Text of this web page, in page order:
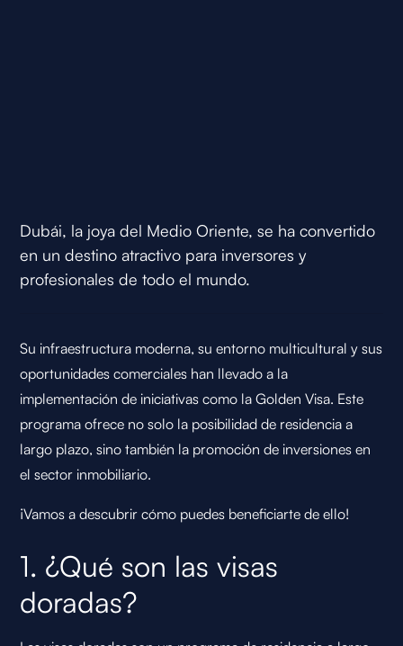
Dubái, la joya del Medio Oriente, se ha convertido
en un destino atractivo para inversores y
profesionales de todo el mundo.
Su infraestructura moderna, su entorno multicultural y sus
oportunidades comerciales han llevado a la
implementación de iniciativas como la Golden Visa. Este
programa ofrece no solo la posibilidad de residencia a
largo plazo, sino también la promoción de inversiones en
el sector inmobiliario.
¡Vamos a descubrir cómo puedes beneficiarte de ello!
1. ¿Qué son las visas
doradas?